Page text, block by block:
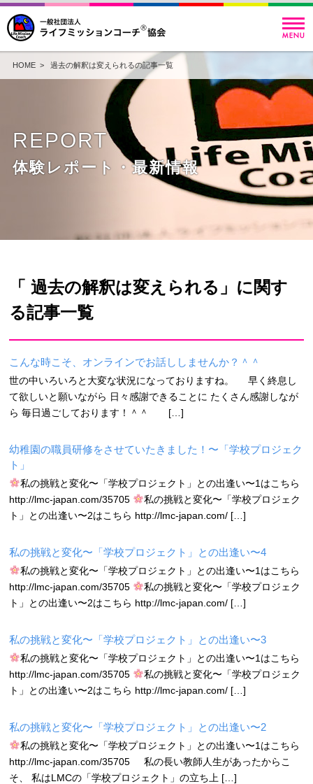
HOME> 過去の解釈は変えられるの記事一覧
REPORT
体験レポート・最新情報
「 過去の解釈は変えられる」に関す
る記事一覧
こんな時こそ、オンラインでお話ししませんか？＾＾
世の中いろいろと大変な状況になっておりますね。 早く終息し
て欲しいと願いながら 日々感謝できることに たくさん感謝しなが
ら 毎日過ごしております！＾＾ […]
幼稚園の職員研修をさせていたきました！〜「学校プロジェク
ト」
私の挑戦と変化〜「学校プロジェクト」との出逢い〜1はこちら
http://lmc-japan.com/35705
私の挑戦と変化〜「学校プロジェク
ト」との出逢い〜2はこちら http://lmc-japan.com/ […]
私の挑戦と変化〜「学校プロジェクト」との出逢い〜4
私の挑戦と変化〜「学校プロジェクト」との出逢い〜1はこちら
http://lmc-japan.com/35705
私の挑戦と変化〜「学校プロジェク
ト」との出逢い〜2はこちら http://lmc-japan.com/ […]
私の挑戦と変化〜「学校プロジェクト」との出逢い〜3
私の挑戦と変化〜「学校プロジェクト」との出逢い〜1はこちら
http://lmc-japan.com/35705
私の挑戦と変化〜「学校プロジェク
ト」との出逢い〜2はこちら http://lmc-japan.com/ […]
私の挑戦と変化〜「学校プロジェクト」との出逢い〜2
私の挑戦と変化〜「学校プロジェクト」との出逢い〜1はこちら
http://lmc-japan.com/35705 私の長い教師人生があったからこ
そ、 私はLMCの「学校プロジェクト」の立ち上 […]